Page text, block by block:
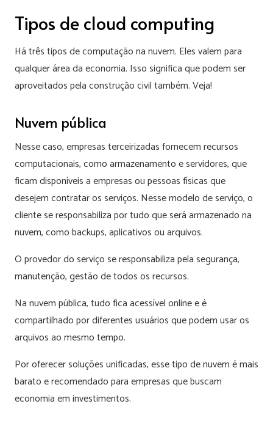
Tipos de cloud computing
Há três tipos de computação na nuvem. Eles valem para
qualquer área da economia. Isso significa que podem ser
aproveitados pela construção civil também. Veja!
Nuvem pública
Nesse caso, empresas terceirizadas fornecem recursos
computacionais, como armazenamento e servidores, que
ficam disponíveis a empresas ou pessoas físicas que
desejem contratar os serviços. Nesse modelo de serviço, o
cliente se responsabiliza por tudo que será armazenado na
nuvem, como backups, aplicativos ou arquivos.
O provedor do serviço se responsabiliza pela segurança,
manutenção, gestão de todos os recursos.
Na nuvem pública, tudo fica acessível online e é
compartilhado por diferentes usuários que podem usar os
arquivos ao mesmo tempo.
Por oferecer soluções unificadas, esse tipo de nuvem é mais
barato e recomendado para empresas que buscam
economia em investimentos.